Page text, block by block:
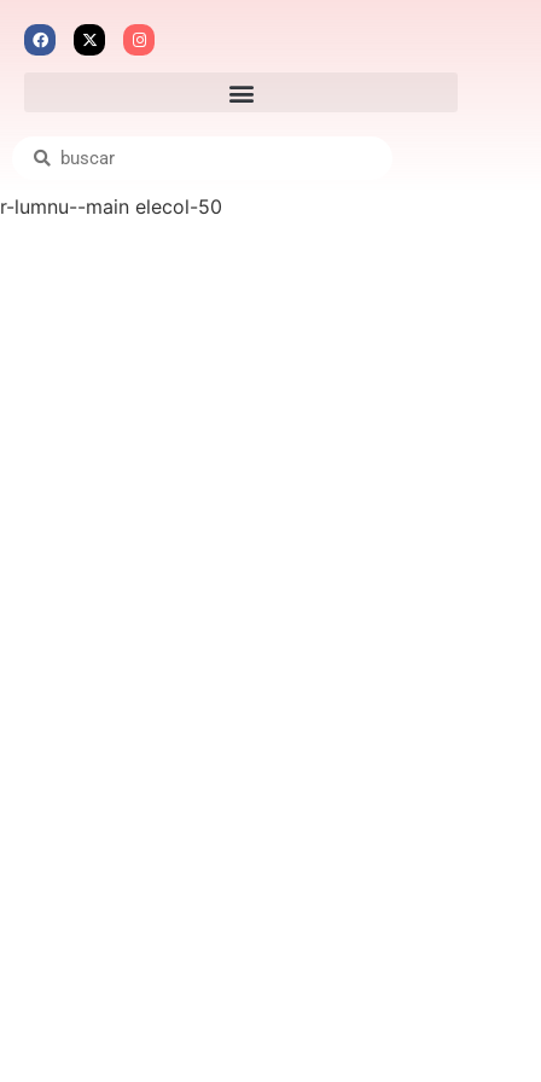
r-lumnu--main elecol-50